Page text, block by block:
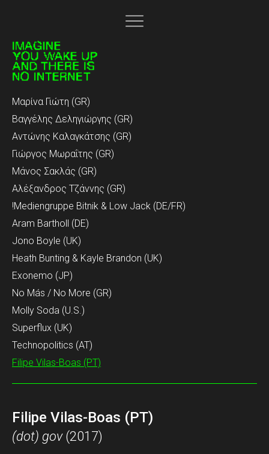
Μαρίνα Γιώτη (GR)
Βαγγέλης Δεληγιώργης (GR)
Αντώνης Καλαγκάτσης (GR)
Γιώργος Μωραΐτης (GR)
Μάνος Σακλάς (GR)
Αλέξανδρος Τζάννης (GR)
!Mediengruppe Bitnik & Low Jack (DE/FR)
Aram Bartholl (DE)
Jono Boyle (UK)
Heath Bunting & Kayle Brandon (UK)
Exonemo (JP)
No Más / No More (GR)
Molly Soda (U.S.)
Superflux (UK)
Technopolitics (AT)
Filipe Vilas-Boas (PT)
Filipe Vilas-Boas (PT)
(dot) gov(2017)